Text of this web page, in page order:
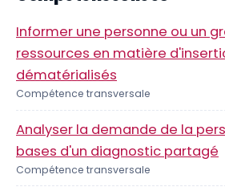
Informer une personne ou un
ressources en matière
dématérialisés
Compétence transversale
Analyser la demande de la
bases d'un diagnostic partagé
Compétence transversale